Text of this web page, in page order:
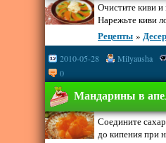
Очистите киви
Нарежьте киви
Рецепты »
2010-05-28 Milyausha
0
Мандарины в
Соедините
до кипения при